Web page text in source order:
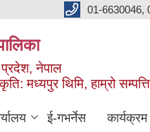
01-6630046,
प्रदेश, नेपाल
मध्यपुर थिमि, हाम्रो
ई-गभर्नेस